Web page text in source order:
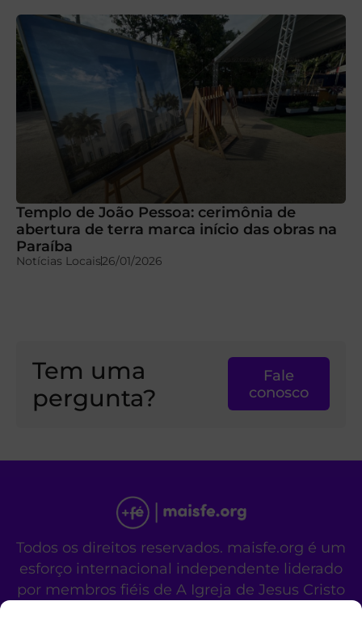
Templo de João Pessoa: cerimônia de
abertura de terra marca início das obras na
Paraíba
Notícias Locais26/01/2026
Tem uma
pergunta?
Fale
conosco
Todos os direitos reservados. maisfe.org é um
esforço internacional independente liderado
por membros fiéis de A Igreja de Jesus Cristo